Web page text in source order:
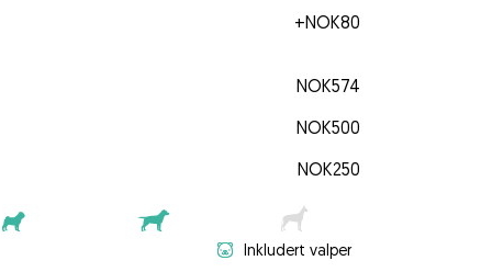
+NOK80
NOK574
NOK500
NOK250
Inkludert valper